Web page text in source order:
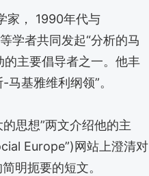
， 1990年代与
学者共同发起“分析的马
的主要倡导者之一。他丰
基雅维利纲领”。
思想”两文介绍他的主
Europe”)网站上澄清对
明扼要的短文。